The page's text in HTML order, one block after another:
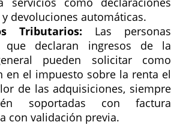
devoluciones automáticas.
Tributarios: Las personas
que declaran ingresos de la
pueden solicitar como
en el impuesto sobre la renta el
de las adquisiciones, siempre
soportadas con factura
con validación previa.